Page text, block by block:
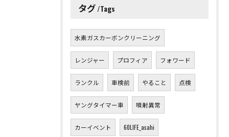
タグ Tags
水素ガスカーボンクリーニング
レンジャー プロフィア フォワード
ランクル 車検前 やること 点検
ヤングタイマー車 噴射異常
カーイベント 60LIFE_asahi